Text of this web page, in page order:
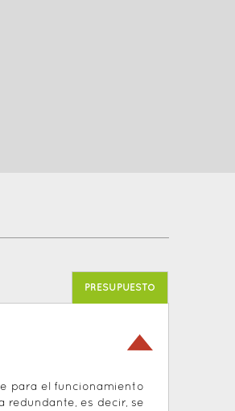
PRESUPUESTO
para el funcionamiento
redundante, es decir, se